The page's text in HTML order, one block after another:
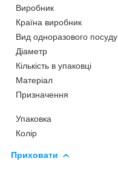
Виробник
Країна виробник
Вид одноразового посуду
Діаметр
Кількість в упаковці
Матеріал
Призначення
Упаковка
Колір
Приховати